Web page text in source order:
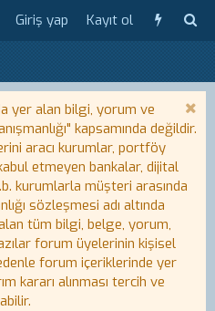
Giriş yap Kayıt ol
yer alan bilgi, yorum ve
kapsamında değildir.
aracı kurumlar, portföy
etmeyen bankalar, dijital
kurumlarla müşteri arasında
sözleşmesi adı altında
tüm bilgi, belge, yorum,
forum üyelerinin kişisel
forum içeriklerinde yer
kararı alınması tercih ve